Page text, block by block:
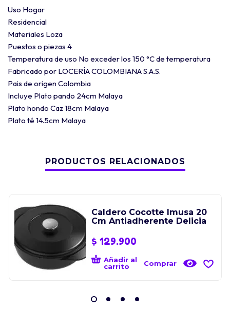
Uso Hogar
Residencial
Materiales Loza
Puestos o piezas 4
Temperatura de uso No exceder los 150 °C de temperatura
Fabricado por LOCERÍA COLOMBIANA S.A.S.
Pais de origen Colombia
Incluye Plato pando 24cm Malaya
Plato hondo Caz 18cm Malaya
Plato té 14.5cm Malaya
PRODUCTOS RELACIONADOS
Caldero Cocotte Imusa 20
Cm Antiadherente Delicia
$ 129.900
Añadir al
carrito
Comprar